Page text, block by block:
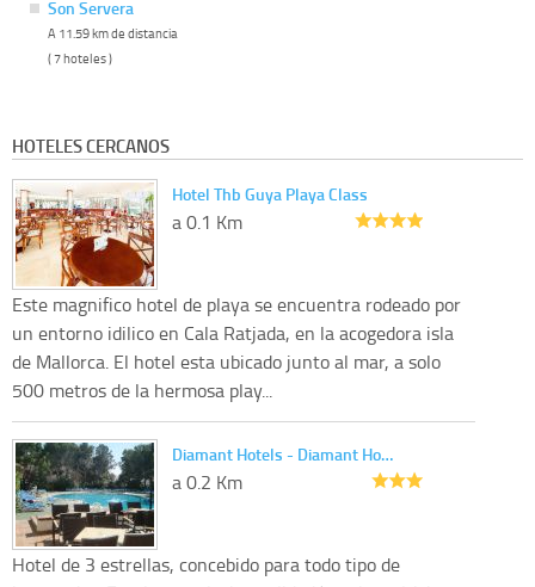
Son Servera
A 11.59 km de distancia
( 7 hoteles )
HOTELES CERCANOS
Hotel Thb Guya Playa Class
a 0.1 Km
Este magnifico hotel de playa se encuentra rodeado por
un entorno idilico en Cala Ratjada, en la acogedora isla
de Mallorca. El hotel esta ubicado junto al mar, a solo
500 metros de la hermosa play...
Diamant Hotels - Diamant Ho…
a 0.2 Km
Hotel de 3 estrellas, concebido para todo tipo de